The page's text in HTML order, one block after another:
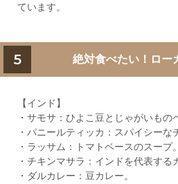
ています。
5 絶対食べたい！ロー
【インド】
・サモサ：ひよこ豆とじゃがいもの
・パニールティッカ：スパイシーな
・ラッサム：トマトベースのスープ。
・チキンマサラ：インドを代表する
・ダルカレー：豆カレー。